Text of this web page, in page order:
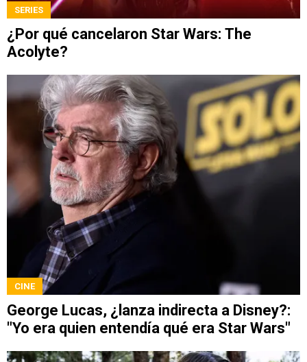
SERIES
¿Por qué cancelaron Star Wars: The
Acolyte?
CINE
George Lucas, ¿lanza indirecta a Disney?:
"Yo era quien entendía qué era Star Wars"